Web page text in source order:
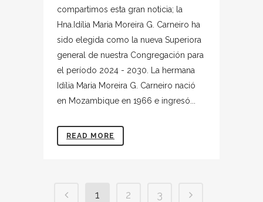
compartimos esta gran noticia; la
Hna.Idília Maria Moreira G. Carneiro ha
sido elegida como la nueva Superiora
general de nuestra Congregación para
el período 2024 - 2030. La hermana
Idília Maria Moreira G. Carneiro nació
en Mozambique en 1966 e ingresó...
READ MORE
1 2 3